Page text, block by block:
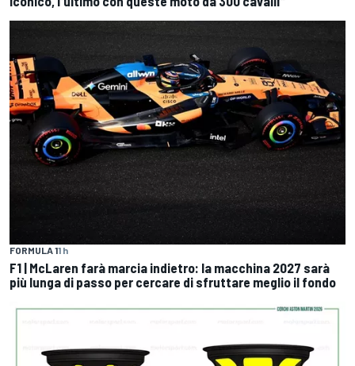
FORMULA 11 h
F1 | McLaren farà marcia indietro: la macchina 2027 sarà
più lunga di passo per cercare di sfruttare meglio il fondo